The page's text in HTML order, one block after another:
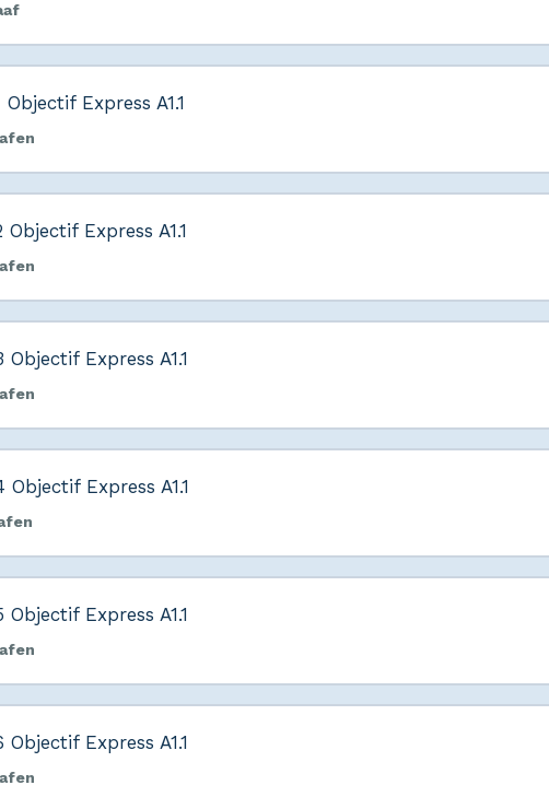
Express A1.1
Express A1.1
Objectif Express A1.1
Objectif Express A1.1
Objectif Express A1.1
Objectif Express A1.1